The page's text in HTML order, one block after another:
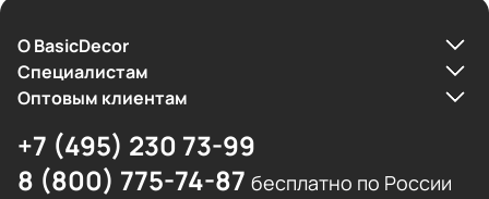
О BasicDecor
Cпециалистам
Оптовым клиентам
+7 (495) 230 73-99
8 (800) 775-74-87 бесплатно по России